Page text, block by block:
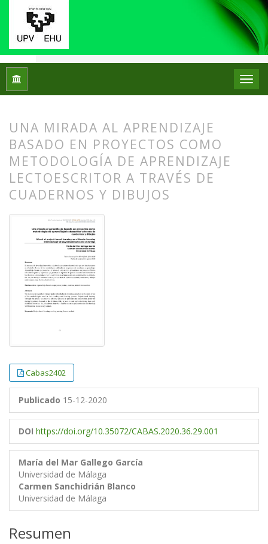
Inicio
UNA MIRADA AL APRENDIZAJE
BASADO EN PROYECTOS COMO
METODOLOGÍA DE APRENDIZAJE
LECTOESCRITOR A TRAVÉS DE
CUADERNOS Y DIBUJOS
Cabas2402
Publicado 15-12-2020
DOI https://doi.org/10.35072/CABAS.2020.36.29.001
María del Mar Gallego García
Universidad de Málaga
Carmen Sanchidrián Blanco
Universidad de Málaga
Resumen